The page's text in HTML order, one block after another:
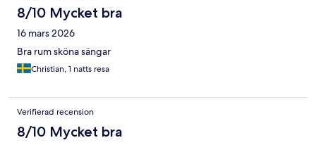
8/10 Mycket bra
16 mars 2026
Bra rum sköna sängar
Christian, 1 natts resa
Verifierad recension
8/10 Mycket bra